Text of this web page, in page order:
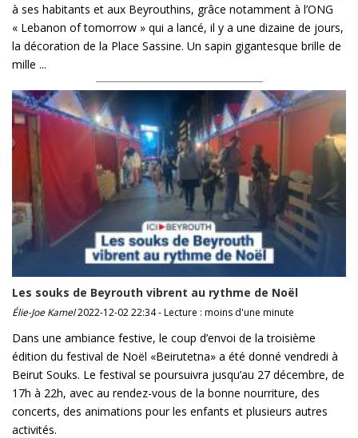
à ses habitants et aux Beyrouthins, grâce notamment à l’ONG
« Lebanon of tomorrow » qui a lancé, il y a une dizaine de jours,
la décoration de la Place Sassine. Un sapin gigantesque brille de
mille ...
Les souks de Beyrouth vibrent au rythme de Noël
Élie-Joe Kamel2022-12-02 22:34 - Lecture : moins d'une minute
Dans une ambiance festive, le coup d’envoi de la troisième
édition du festival de Noël «Beirutetna» a été donné vendredi à
Beirut Souks. Le festival se poursuivra jusqu’au 27 décembre, de
17h à 22h, avec au rendez-vous de la bonne nourriture, des
concerts, des animations pour les enfants et plusieurs autres
activités.